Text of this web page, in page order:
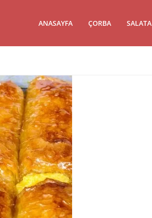
ANASAYFA ÇORBA SALATA